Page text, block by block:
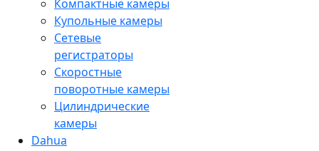
Компактные камеры
Купольные камеры
Сетевые
регистраторы
Скоростные
поворотные камеры
Цилиндрические
камеры
Dahua